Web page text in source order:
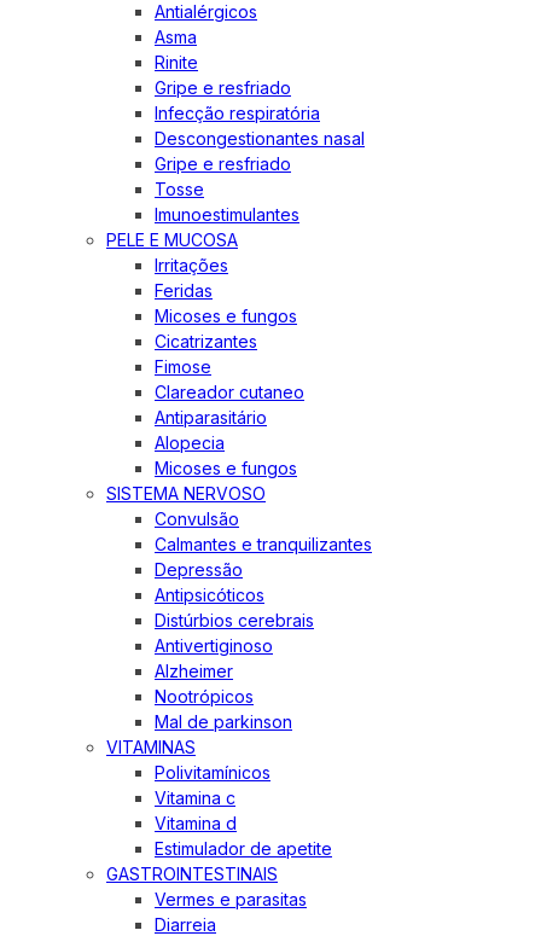
Antialérgicos
Asma
Rinite
Gripe e resfriado
Infecção respiratória
Descongestionantes nasal
Gripe e resfriado
Tosse
Imunoestimulantes
PELE E MUCOSA
Irritações
Feridas
Micoses e fungos
Cicatrizantes
Fimose
Clareador cutaneo
Antiparasitário
Alopecia
Micoses e fungos
SISTEMA NERVOSO
Convulsão
Calmantes e tranquilizantes
Depressão
Antipsicóticos
Distúrbios cerebrais
Antivertiginoso
Alzheimer
Nootrópicos
Mal de parkinson
VITAMINAS
Polivitamínicos
Vitamina c
Vitamina d
Estimulador de apetite
GASTROINTESTINAIS
Vermes e parasitas
Diarreia